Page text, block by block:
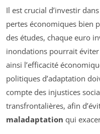
Il est crucial d’investir
pertes économiques bien
des études, chaque euro
inondations pourrait
ainsi l’efficacité
politiques d’adaptation
compte des injustices
transfrontalières, afin
maladaptation qui